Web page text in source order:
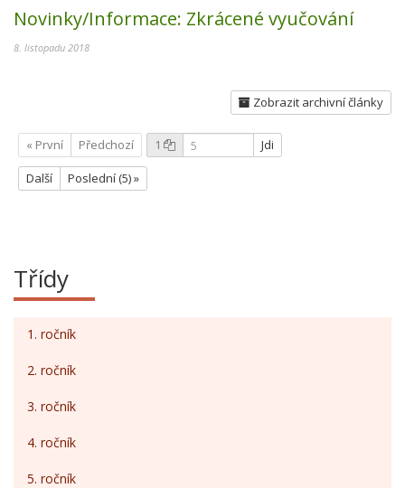
Novinky/Informace: Zkrácené vyučování
8. listopadu 2018
Zobrazit archivní články
« První Předchozí 1 Jdi
Další Poslední (5) »
Třídy
1. ročník
2. ročník
3. ročník
4. ročník
5. ročník